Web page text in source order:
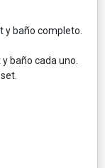
y baño completo.
baño cada uno.